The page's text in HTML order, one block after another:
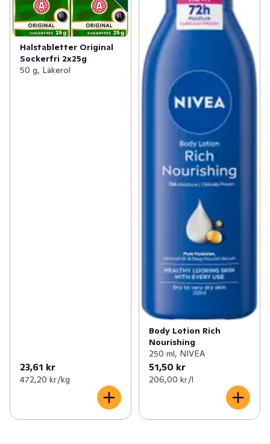
Halstabletter Original
Sockerfri 2x25g
50 g, Läkerol
23,61 kr
472,20 kr /kg
Body Lotion Rich
Nourishing
250 ml, NIVEA
51,50 kr
206,00 kr /l